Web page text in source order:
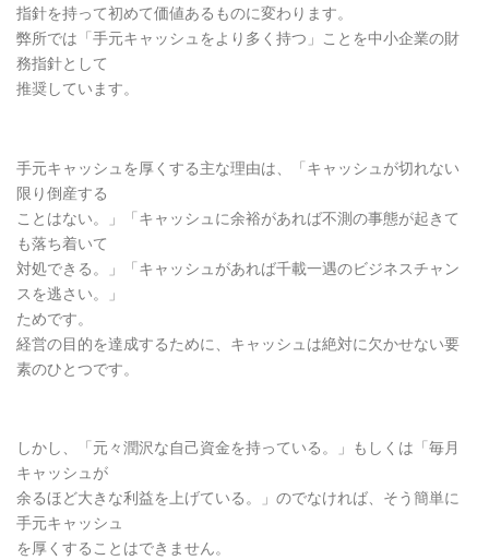
指針を持って初めて価値あるものに変わります。
弊所では「手元キャッシュをより多く持つ」ことを中小企業の財
務指針として
推奨しています。
手元キャッシュを厚くする主な理由は、「キャッシュが切れない
限り倒産する
ことはない。」「キャッシュに余裕があれば不測の事態が起きて
も落ち着いて
対処できる。」「キャッシュがあれば千載一遇のビジネスチャン
スを逃さい。」
ためです。
経営の目的を達成するために、キャッシュは絶対に欠かせない要
素のひとつです。
しかし、「元々潤沢な自己資金を持っている。」もしくは「毎月
キャッシュが
余るほど大きな利益を上げている。」のでなければ、そう簡単に
手元キャッシュ
を厚くすることはできません。